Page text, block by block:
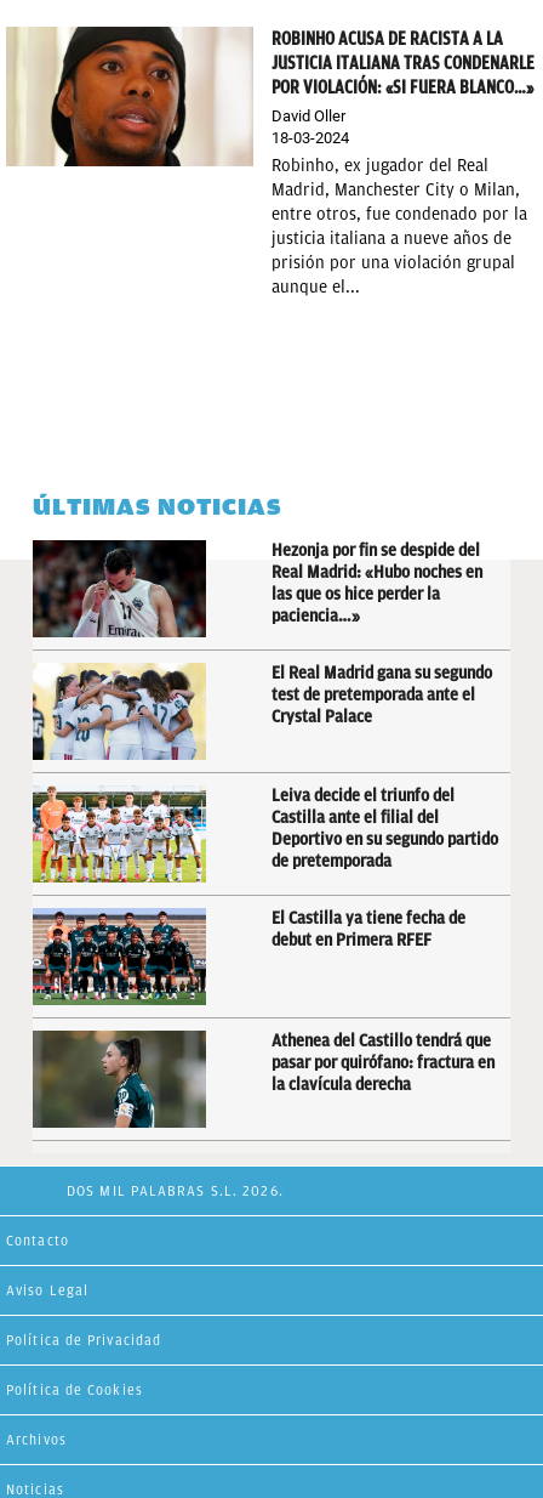
ROBINHO ACUSA DE RACISTA A LA
JUSTICIA ITALIANA TRAS CONDENARLE
POR VIOLACIÓN: «SI FUERA BLANCO…»
David Oller
18-03-2024
Robinho, ex jugador del Real
Madrid, Manchester City o Milan,
entre otros, fue condenado por la
justicia italiana a nueve años de
prisión por una violación grupal
aunque el...
ÚLTIMAS NOTICIAS
Hezonja por fin se despide del
Real Madrid: «Hubo noches en
las que os hice perder la
paciencia…»
El Real Madrid gana su segundo
test de pretemporada ante el
Crystal Palace
Leiva decide el triunfo del
Castilla ante el filial del
Deportivo en su segundo partido
de pretemporada
El Castilla ya tiene fecha de
debut en Primera RFEF
Athenea del Castillo tendrá que
pasar por quirófano: fractura en
la clavícula derecha
DOS MIL PALABRAS S.L. 2026.
Contacto
Aviso Legal
Política de Privacidad
Política de Cookies
Archivos
Noticias